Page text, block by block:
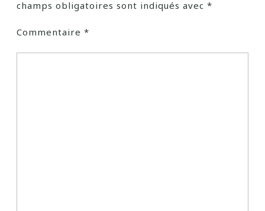
champs obligatoires sont indiqués avec *
Commentaire *